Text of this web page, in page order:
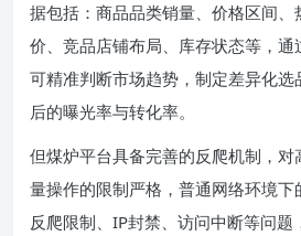
据包括：商品品类销量、价格区间
价、竞品店铺布局、库存状态等，通
可精准判断市场趋势，制定差异化
后的曝光率与转化率。
但煤炉平台具备完善的反爬机制，
量操作的限制严格，普通网络环境
反爬限制、IP封禁、访问中断等问题